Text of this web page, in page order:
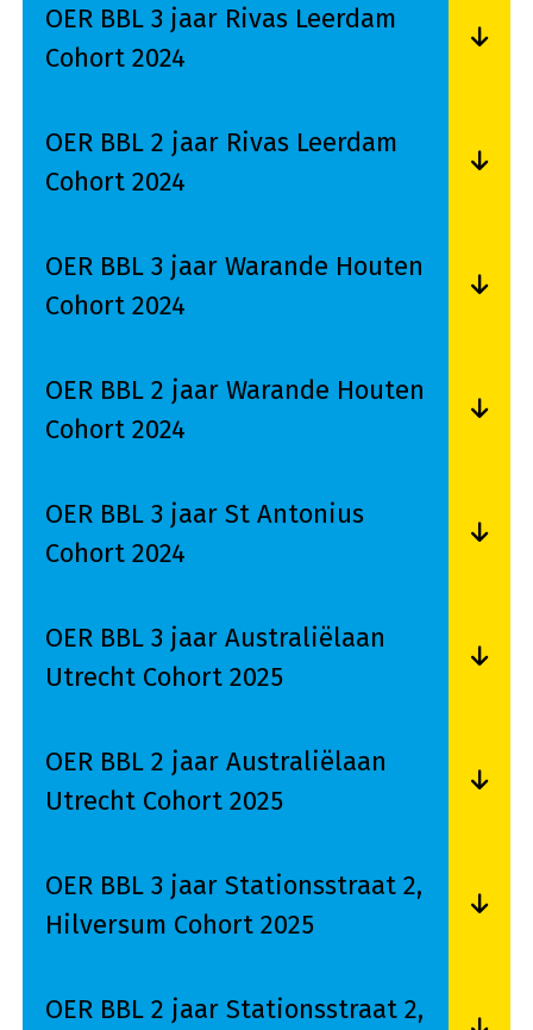
OER BBL 3 jaar Rivas Leerdam
Cohort 2024
OER BBL 2 jaar Rivas Leerdam
Cohort 2024
OER BBL 3 jaar Warande Houten
Cohort 2024
OER BBL 2 jaar Warande Houten
Cohort 2024
OER BBL 3 jaar St Antonius
Cohort 2024
OER BBL 3 jaar Australiëlaan
Utrecht Cohort 2025
OER BBL 2 jaar Australiëlaan
Utrecht Cohort 2025
OER BBL 3 jaar Stationsstraat 2,
Hilversum Cohort 2025
OER BBL 2 jaar Stationsstraat 2,